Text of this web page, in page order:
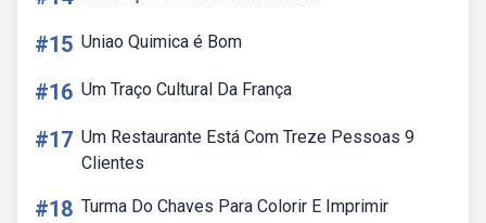
#15 Uniao Quimica é Bom
#16 Um Traço Cultural Da França
#17 Um Restaurante Está Com Treze Pessoas 9
Clientes
#18 Turma Do Chaves Para Colorir E Imprimir